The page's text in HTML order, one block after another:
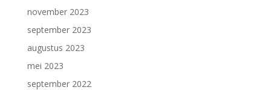
november 2023
september 2023
augustus 2023
mei 2023
september 2022